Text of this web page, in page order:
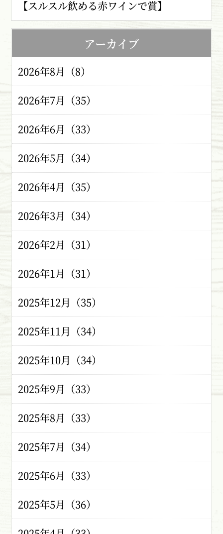
【スルスル飲める赤ワインで賞】
アーカイブ
2026年8月（8）
2026年7月（35）
2026年6月（33）
2026年5月（34）
2026年4月（35）
2026年3月（34）
2026年2月（31）
2026年1月（31）
2025年12月（35）
2025年11月（34）
2025年10月（34）
2025年9月（33）
2025年8月（33）
2025年7月（34）
2025年6月（33）
2025年5月（36）